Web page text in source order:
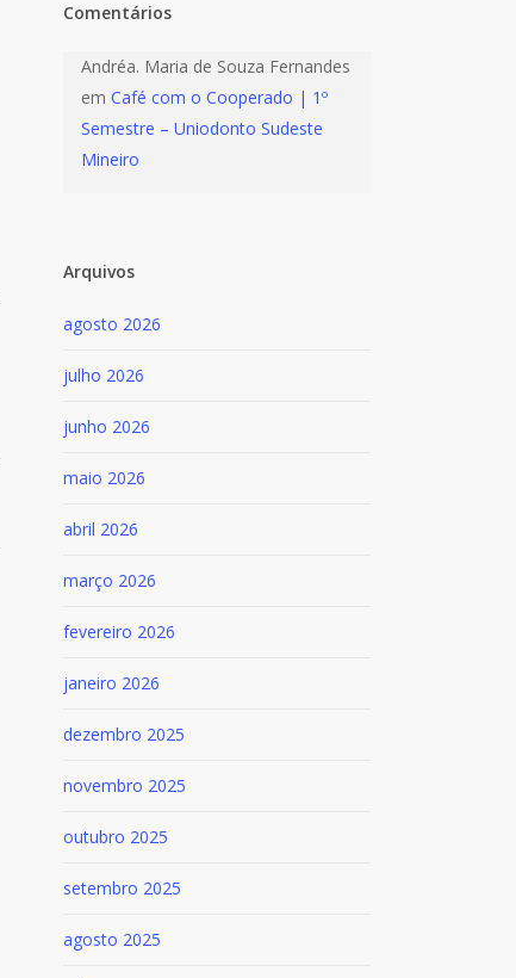
Comentários
Andréa. Maria de Souza Fernandes
em Café com o Cooperado | 1º
Semestre – Uniodonto Sudeste
Mineiro
Arquivos
agosto 2026
julho 2026
junho 2026
maio 2026
abril 2026
março 2026
fevereiro 2026
janeiro 2026
dezembro 2025
novembro 2025
outubro 2025
setembro 2025
agosto 2025